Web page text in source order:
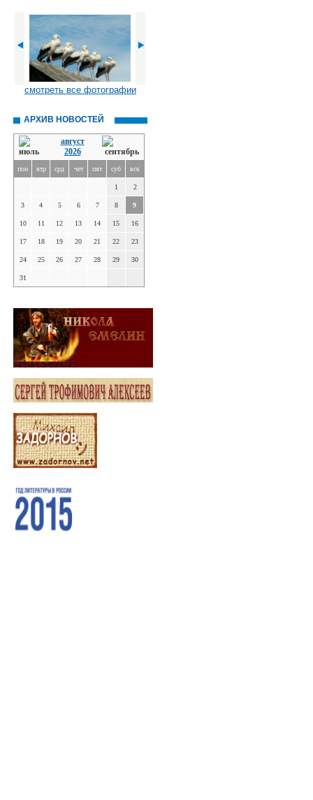
смотреть все фотографии
АРХИВ НОВОСТЕЙ
август
2026
пон втр срд чет пят суб вск
1 2
3 4 5 6 7 8 9
10 11 12 13 14 15 16
17 18 19 20 21 22 23
24 25 26 27 28 29 30
31